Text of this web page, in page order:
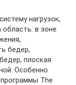
нагрузок,
в зоне
бедер,
плоская
Особенно
The